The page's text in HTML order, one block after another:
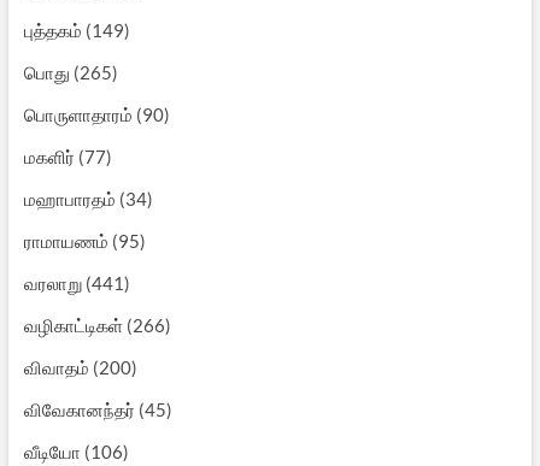
புத்தகம் (149)
பொது (265)
பொருளாதாரம் (90)
மகளிர் (77)
மஹாபாரதம் (34)
ராமாயணம் (95)
வரலாறு(441)
வழிகாட்டிகள்(266)
விவாதம் (200)
விவேகானந்தர் (45)
வீடியோ (106)